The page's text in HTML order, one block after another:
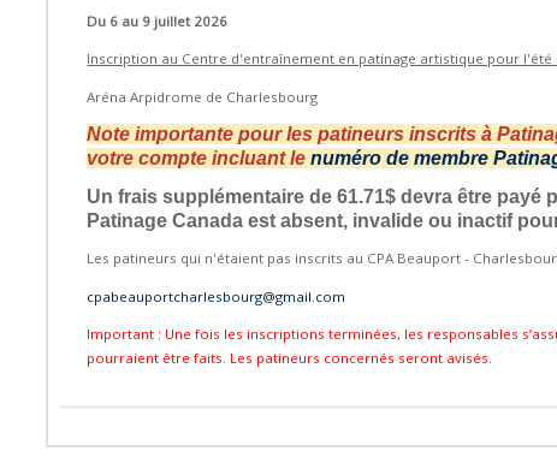
Du 6 au 9 juillet 2026
Inscription au Centre d'entraînement en patinage artistique pour l'été
Aréna Arpidrome de Charlesbourg
Note importante pour les patineurs inscrits à
votre compte incluant lenuméro de membre
Un frais supplémentaire de 61.71$ devra être
Patinage Canada est absent, invalide ou inactif
Les patineurs qui n'étaient pas inscrits au CPA Beauport -
cpabeauportcharlesbourg@gmail.com
Important : Une fois les inscriptions terminées, les responsables
pourraient être faits. Les patineurs concernés seront avisés.